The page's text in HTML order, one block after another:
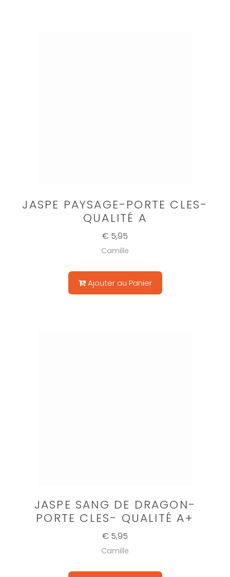
JASPE PAYSAGE-PORTE CLES-
QUALITÉ A
€ 5,95
Camille
Ajouter au Panier
JASPE SANG DE DRAGON-
PORTE CLES- QUALITÉ A+
€ 5,95
Camille